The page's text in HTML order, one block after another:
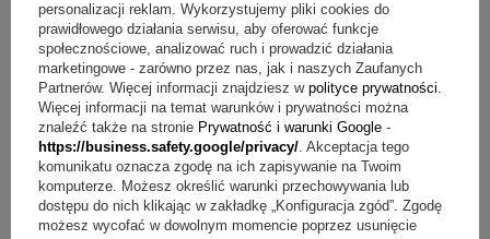
Jeżeli powyższy opis jest dla Ciebie niewystarczający, prześlij nam
swoje pytanie odnośnie tego produktu. Postaramy się odpowiedzieć tak
szybko jak tylko będzie to możliwe.Dane są przetwarzane zgodnie z
polityką prywatności. Przesyłając je, akceptujesz jej postanowienia.
E-mail
Pytanie
personalizacji reklam. Wykorzystujemy pliki cookies do
prawidłowego działania serwisu, aby oferować funkcje
społecznościowe, analizować ruch i prowadzić działania
marketingowe - zarówno przez nas, jak i naszych Zaufanych
Partnerów. Więcej informacji znajdziesz w polityce prywatności.
Więcej informacji na temat warunków i prywatności można
znaleźć także na stronie Prywatność i warunki Google -
https://business.safety.google/privacy/. Akceptacja tego
komunikatu oznacza zgodę na ich zapisywanie na Twoim
komputerze. Możesz określić warunki przechowywania lub
dostępu do nich klikając w zakładkę „Konfiguracja zgód”. Zgodę
możesz wycofać w dowolnym momencie poprzez usunięcie